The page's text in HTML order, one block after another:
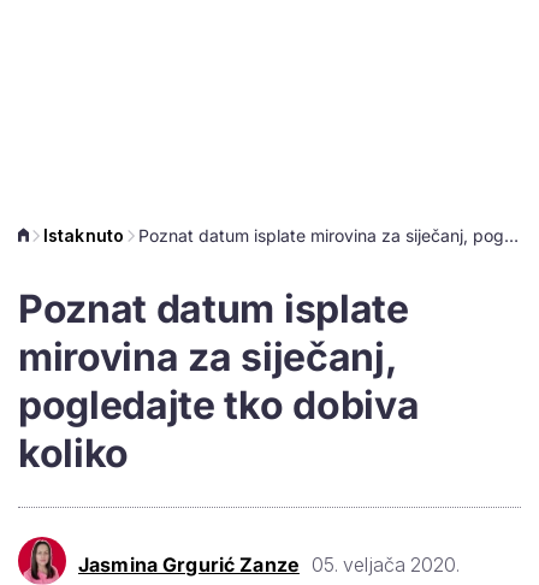
Istaknuto Poznat datum isplate mirovina za siječanj, pogledajte tko dobiva koliko
Poznat datum isplate
mirovina za siječanj,
pogledajte tko dobiva
koliko
Jasmina Grgurić Zanze 05. veljača 2020.